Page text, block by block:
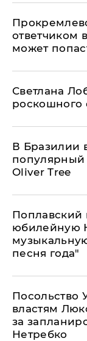
ответчиком
может
Светлана
роскошного
В Бразилии
Oliver Tree
Поплавский
юбилейную
песня года"
Посольство
властям
за
Нетребко